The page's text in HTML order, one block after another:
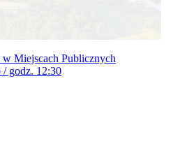
Miejscach Publicznych
/ godz. 12:30